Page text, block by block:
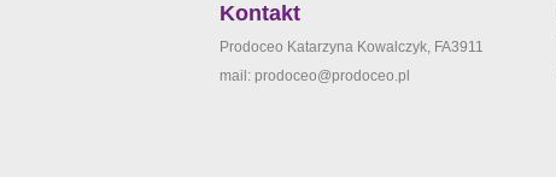
Kontakt
Prodoceo Katarzyna Kowalczyk, FA3911
mail: prodoceo@prodoceo.pl